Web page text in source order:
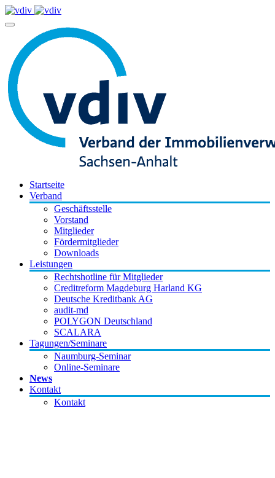
Startseite
Verband
Geschäftsstelle
Vorstand
Mitglieder
Fördermitglieder
Downloads
Leistungen
Rechtshotline für Mitglieder
Creditreform Magdeburg Harland KG
Deutsche Kreditbank AG
audit-md
POLYGON Deutschland
SCALARA
Tagungen/Seminare
Naumburg-Seminar
Online-Seminare
News
Kontakt
Kontakt